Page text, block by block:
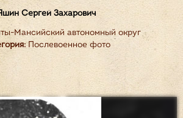
Сергей Захарович
Мансийский автономный округ
Послевоенное фото